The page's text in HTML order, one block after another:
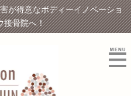
が得意なボディーイノベーショ
接骨院へ！